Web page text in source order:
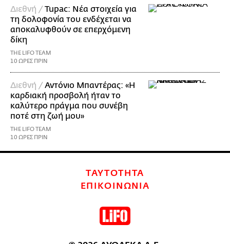
Διεθνή /Tupac: Νέα στοιχεία για
τη δολοφονία του ενδέχεται να
αποκαλυφθούν σε επερχόμενη
δίκη
THE LIFO TEAM
10 ΩΡΕΣ ΠΡΙΝ
Διεθνή /Αντόνιο Μπαντέρας: «Η
καρδιακή προσβολή ήταν το
καλύτερο πράγμα που συνέβη
ποτέ στη ζωή μου»
THE LIFO TEAM
10 ΩΡΕΣ ΠΡΙΝ
ΤΑΥΤΟΤΗΤΑ
ΕΠΙΚΟΙΝΩΝΙΑ